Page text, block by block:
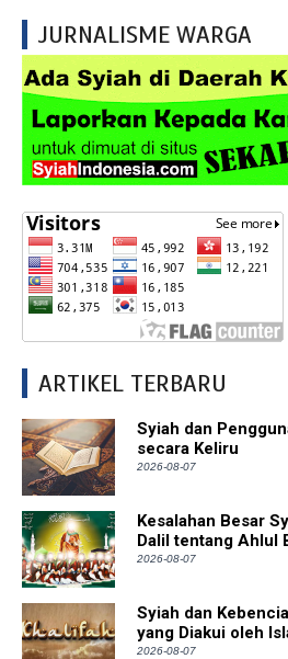
JURNALISME WARGA
ARTIKEL TERBARU
Syiah dan
secara Keliru
2026-08-07
Kesalahan Besar
Dalil tentang Ahlul
2026-08-07
Syiah dan
yang Diakui oleh
2026-08-07